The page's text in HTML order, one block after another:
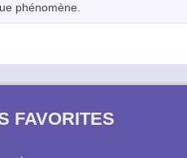
phénomène.
FAVORITES